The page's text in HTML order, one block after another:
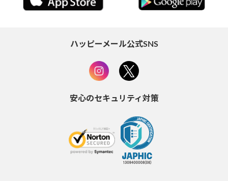
ハッピーメール公式SNS
安心のセキュリティ対策